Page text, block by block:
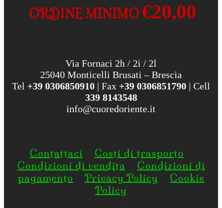
ORDINE MINIMO€20,00
Via Fornaci 2h / 2i / 2l
25040 Monticelli Brusati – Brescia
Tel +39 0306850910 | Fax +39 0306851790 | Cell
339 8143548
info@cuoredoriente.it
Contattaci
Costi di trasporto
Condizioni di vendita
Condizioni di
pagamento
Privacy Policy
Cookie
Policy